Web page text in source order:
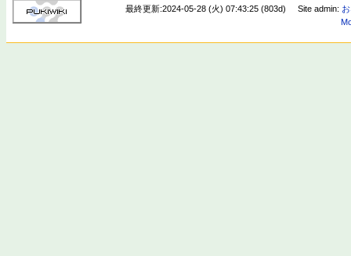
最終更新:2024-05-28 (火) 07:43:25 (803d) Site admin: